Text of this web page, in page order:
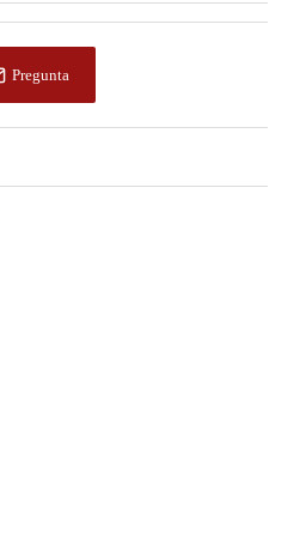
Pregunta